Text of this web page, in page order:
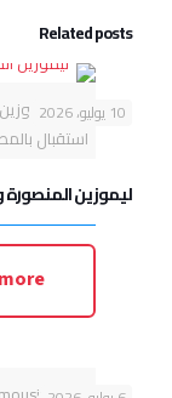
Related posts
خدمة
استقبال
10 يوليو، 2026
ليموزين